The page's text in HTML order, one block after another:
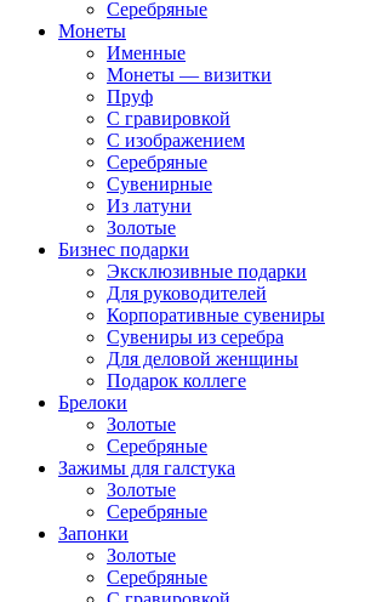
Серебряные
Монеты
Именные
Монеты — визитки
Пруф
С гравировкой
С изображением
Серебряные
Сувенирные
Из латуни
Золотые
Бизнес подарки
Эксклюзивные подарки
Для руководителей
Корпоративные сувениры
Сувениры из серебра
Для деловой женщины
Подарок коллеге
Брелоки
Золотые
Серебряные
Зажимы для галстука
Золотые
Серебряные
Запонки
Золотые
Серебряные